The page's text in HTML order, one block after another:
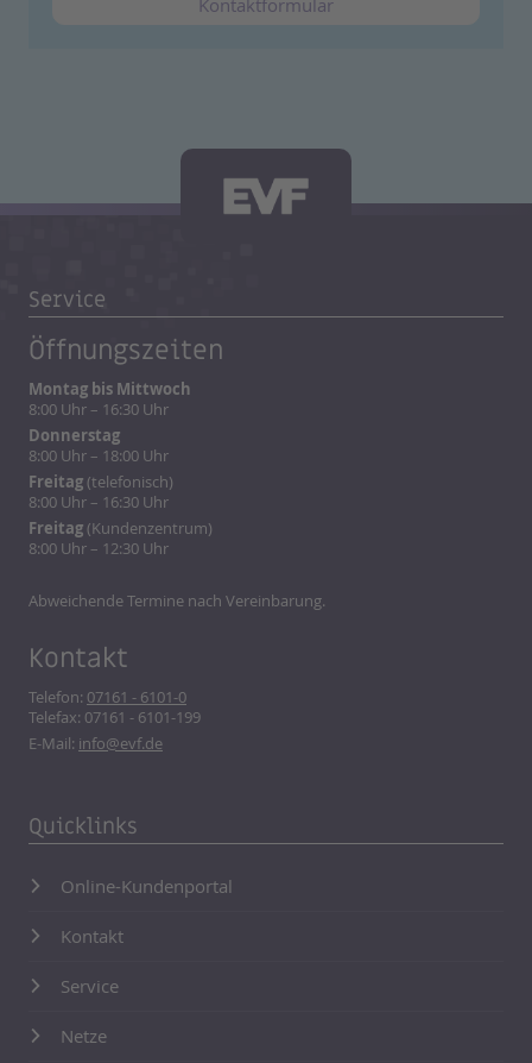
Service
Öffnungszeiten
Montag bis Mittwoch
8:00 Uhr – 16:30 Uhr
Donnerstag
8:00 Uhr – 18:00 Uhr
Freitag(telefonisch)
8:00 Uhr – 16:30 Uhr
Freitag(Kundenzentrum)
8:00 Uhr – 12:30 Uhr
Abweichende Termine nach Vereinbarung.
Kontakt
Telefon: 07161 - 6101-0
Telefax: 07161 - 6101-199
E-Mail: info@evf.de
Quicklinks
Online-Kundenportal
Kontakt
Service
Netze